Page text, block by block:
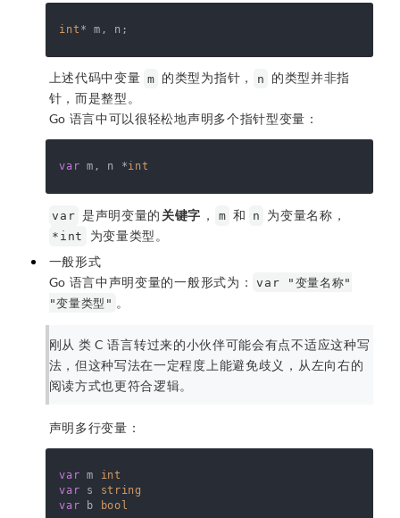
int
上述代码中变量 m 的类型为指针， n
的类型并非指
针，而是整型。
Go 语言中可以很轻松地声明多个指针型变量：
var m, n *int
var 是声明变量的 关键字 ， m 和 n 为变量名称，
*int
为变量类型。
一般形式
Go 语言中声明变量的一般形式为：
var "变量名称"
"变量类型" 。
刚从 类 C 语言转过来的小伙伴可能会有点不适应这种写
法，但这种写法在一定程度上能避免歧义，从左向右的
阅读方式也更符合逻辑。
声明多行变量：
var m int
var s string
var b bool